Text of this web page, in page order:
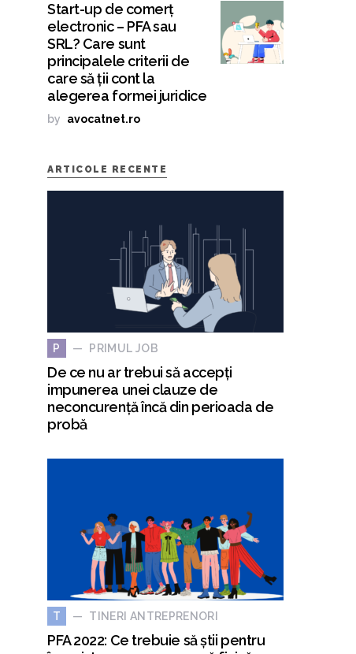
Start-up de comerț
electronic – PFA sau
SRL? Care sunt
principalele criterii de
care să ții cont la
alegerea formei juridice
by avocatnet.ro
ARTICOLE RECENTE
P PRIMUL JOB
De ce nu ar trebui să accepți
impunerea unei clauze de
neconcurență încă din perioada de
probă
T TINERI ANTREPRENORI
PFA 2022: Ce trebuie să știi pentru